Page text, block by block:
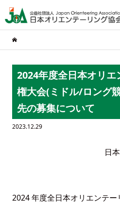
2024年度全日本オリ
権大会(ミドル/ロング
先の募集について
2023.12.29
日
2024 年度全日本オリエンテー